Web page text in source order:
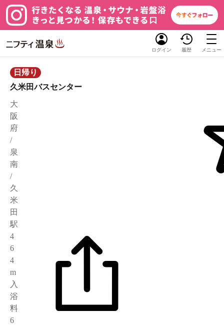
ログイン 履歴 メニュー
日帰り
久米田バスセンター
大
阪
府
/
泉
南
/
久
米
田
駅
4
6
4
m
入
浴
料
6